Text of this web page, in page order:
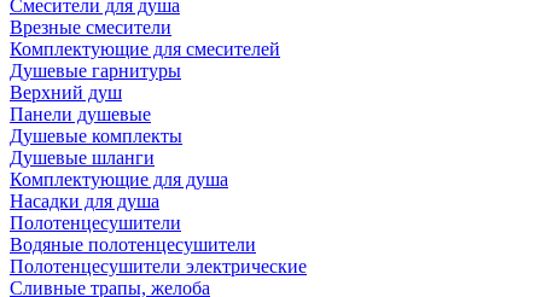
Смесители для душа
Врезные смесители
Комплектующие для смесителей
Душевые гарнитуры
Верхний душ
Панели душевые
Душевые комплекты
Душевые шланги
Комплектующие для душа
Насадки для душа
Полотенцесушители
Водяные полотенцесушители
Полотенцесушители электрические
Сливные трапы, желоба